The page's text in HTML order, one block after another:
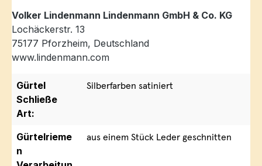
Volker Lindenmann Lindenmann GmbH & Co. KG
Lochäckerstr. 13
75177 Pforzheim, Deutschland
www.lindenmann.com
Gürtel
Schließe
Art:
Silberfarben satiniert
Gürtelrieme
n
aus einem Stück Leder geschnitten